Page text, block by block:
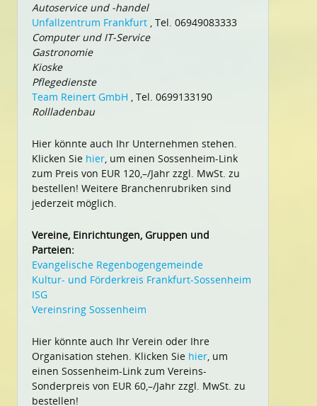
Autoservice und -handel
Unfallzentrum Frankfurt , Tel. 06949083333
Computer und IT-Service
Gastronomie
Kioske
Pflegedienste
Team Reinert GmbH , Tel. 0699133190
Rollladenbau
Hier könnte auch Ihr Unternehmen stehen.
Klicken Sie hier, um einen Sossenheim-Link
zum Preis von EUR 120,–/Jahr zzgl. MwSt. zu
bestellen! Weitere Branchenrubriken sind
jederzeit möglich.
Vereine, Einrichtungen, Gruppen und
Parteien:
Evangelische Regenbogengemeinde
Kultur- und Förderkreis Frankfurt-Sossenheim
ISG
Vereinsring Sossenheim
Hier könnte auch Ihr Verein oder Ihre
Organisation stehen. Klicken Sie hier, um
einen Sossenheim-Link zum Vereins-
Sonderpreis von EUR 60,–/Jahr zzgl. MwSt. zu
bestellen!